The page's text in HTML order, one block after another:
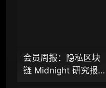
¥
会员周报：隐私区块
链 Midnight 研究报